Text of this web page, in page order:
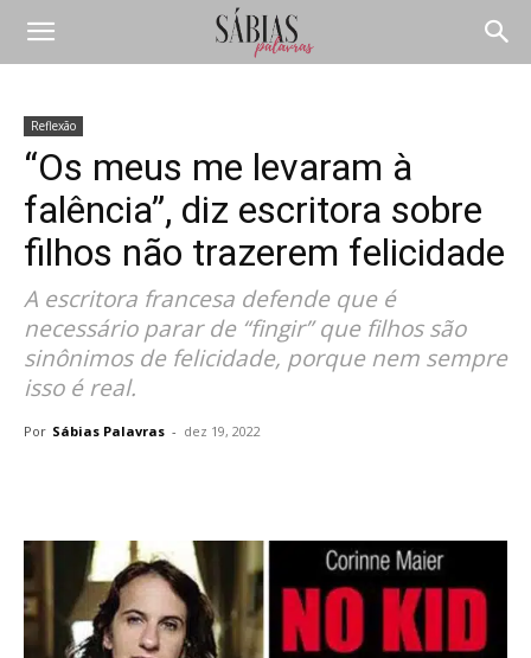
Reflexão
“Os meus me levaram à
falência”, diz escritora sobre
filhos não trazerem felicidade
A escritora francesa defende que é
necessário parar de “fingir” que filhos são
sinônimos de felicidade, porque nem sempre
isso é real.
Por Sábias Palavras - dez 19, 2022